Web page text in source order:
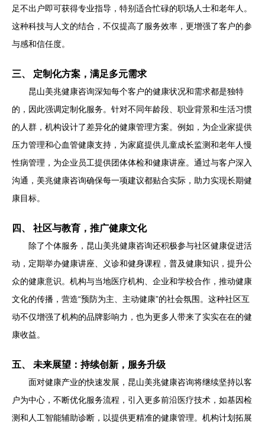
足不出户即可获得专业指导，特别适合忙碌的职场人士和老年人。
这种科技与人文的结合，不仅提高了服务效率，更增强了客户的参
与感和信任度。
三、 定制化方案，满足多元需求
昆山美兆健康咨询深知每个客户的健康状况和需求都是独特
的，因此强调定制化服务。针对不同年龄段、职业背景和生活习惯
的人群，机构设计了差异化的健康管理方案。例如，为企业家提供
压力管理和心血管健康支持，为家庭提供儿童成长监测和老年人慢
性病管理，为企业员工提供团体体检和健康讲座。通过与客户深入
沟通，美兆健康咨询确保每一项建议都贴合实际，助力实现长期健
康目标。
四、 社区与教育，推广健康文化
除了个体服务，昆山美兆健康咨询还积极参与社区健康促进活
动，定期举办健康讲座、义诊和健身课程，普及健康知识，提升公
众的健康意识。机构与当地医疗机构、企业和学校合作，推动健康
文化的传播，营造“预防为主、主动健康”的社会氛围。这种社区互
动不仅增强了机构的品牌影响力，也为更多人带来了实实在在的健
康收益。
五、 未来展望：持续创新，服务升级
面对健康产业的快速发展，昆山美兆健康咨询将继续坚持以客
户为中心，不断优化服务流程，引入更多前沿医疗技术，如基因检
测和人工智能辅助诊断，以提供更精准的健康管理。机构计划拓展